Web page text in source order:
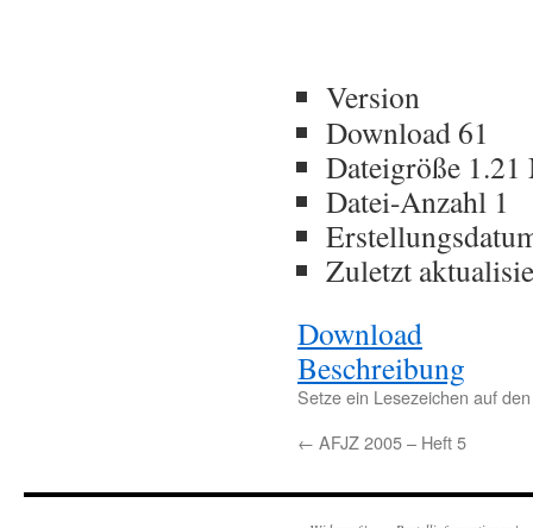
Version
Download 61
Dateigröße
Datei-Anzahl 1
Zuletzt
Download
Beschreibung
Setze ein Lesezeichen auf
← AFJZ 2005 – Heft 5